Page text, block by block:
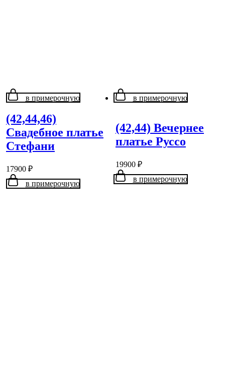
в примерочную
(42,44,46)
Свадебное платье
Стефани
17900 ₽
в примерочную
в примерочную
(42,44) Вечернее
платье Руссо
19900 ₽
в примерочную